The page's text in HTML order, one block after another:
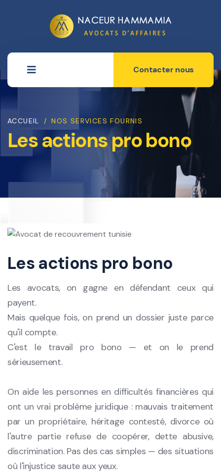
Contacter nous
ACCUEIL / NOS SERVICES FOURNIS
Les actions pro bono
Les actions pro bono
Les avocats, on gagne en défendant ceux qui
payent.
Mais quelque fois, on prend un dossier juste parce
qu'il compte.
C'est le travail pro bono — et on le prend
sérieusement.
On aide les personnes en difficultés financières qui
ont un vrai problème juridique : mauvais traitement
par un propriétaire, héritage contesté, divorce où
l'autre partie refuse de coopérer, dette abusive,
discrimination. Pas des cas simples — des situations
où l'injustice saute aux yeux.